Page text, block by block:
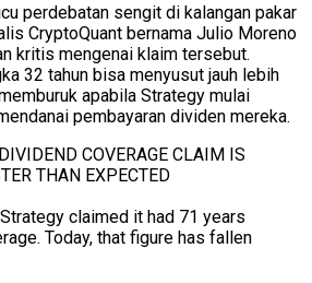
perdebatan sengit di kalangan pakar
CryptoQuant bernama Julio Moreno
kritis mengenai klaim tersebut.
32 tahun bisa menyusut jauh lebih
apabila Strategy mulai
pembayaran dividen mereka.
COVERAGE CLAIM IS
THAN EXPECTED
claimed it had 71 years
Today, that figure has fallen